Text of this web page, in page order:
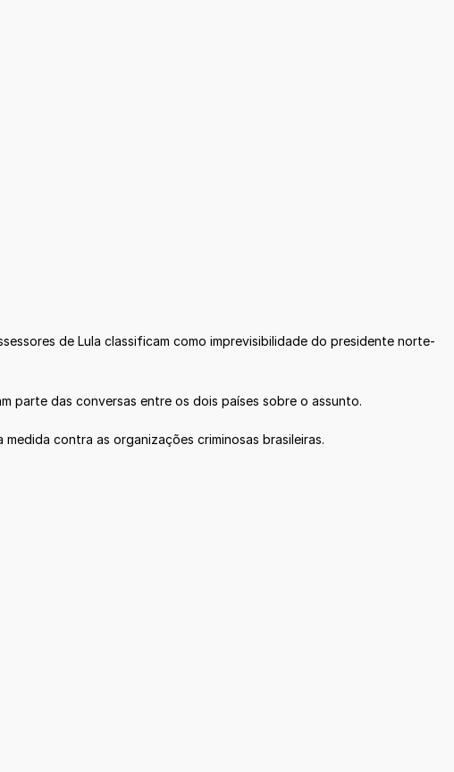
de Lula classificam como imprevisibilidade do presidente norte-
parte das conversas entre os dois países sobre o assunto.
contra as organizações criminosas brasileiras.